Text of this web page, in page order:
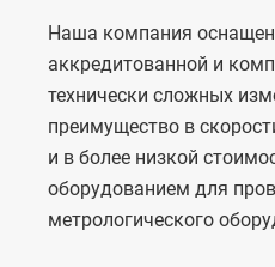
Наша компания
аккредитованной и
технически сложных
преимущество в
и в более низкой
оборудованием для
метрологического